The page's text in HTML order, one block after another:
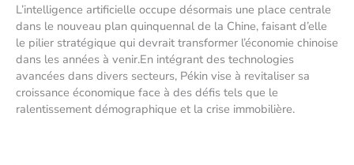
L’intelligence artificielle occupe désormais une place centrale
dans le nouveau plan quinquennal de la Chine, faisant d’elle
le pilier stratégique qui devrait transformer l’économie chinoise
dans les années à venir.En intégrant des technologies
avancées dans divers secteurs, Pékin vise à revitaliser sa
croissance économique face à des défis tels que le
ralentissement démographique et la crise immobilière.